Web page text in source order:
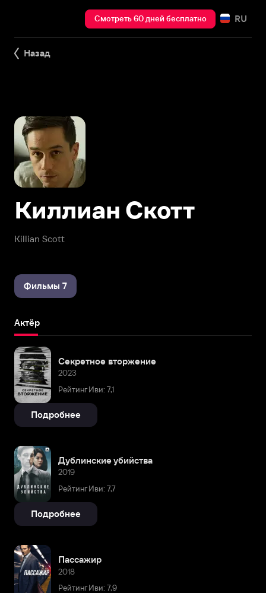
Смотреть 60 дней бесплатно RU
Назад
Killian Scott
Киллиан Скотт
Фильмы 7
Актёр
Секретное вторжение
2023
Рейтинг Иви: 7,1
Подробнее
Дублинские убийства
2019
Рейтинг Иви: 7,7
Подробнее
Пассажир
2018
Рейтинг Иви: 7,9